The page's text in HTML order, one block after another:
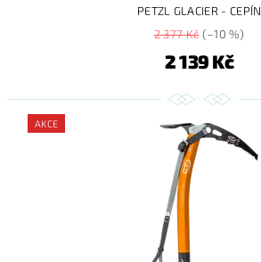
PETZL GLACIER - CEPÍN
2 377 Kč(–10 %)
2 139 Kč
AKCE